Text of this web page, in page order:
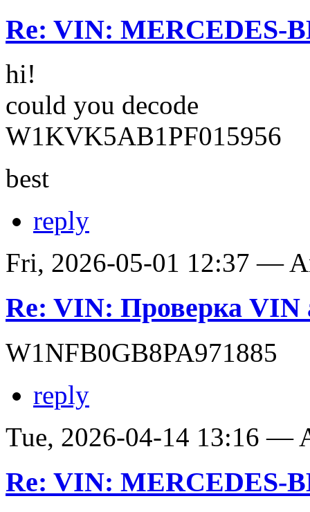
Re: VIN: MERCEDES-
hi!
could you decode
W1KVK5AB1PF015956
best
reply
Fri, 2026-05-01 12:37 —
Re: VIN: Проверка VIN
W1NFB0GB8PA971885
reply
Tue, 2026-04-14 13:16 —
Re: VIN: MERCEDES-